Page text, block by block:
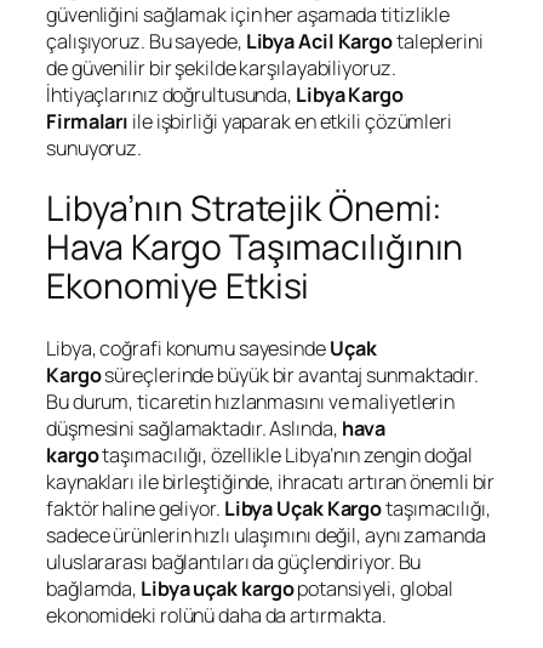
güvenliğini sağlamak için her aşamada titizlikle
çalışıyoruz. Bu sayede, Libya Acil Kargotaleplerini
de güvenilir bir şekilde karşılayabiliyoruz.
İhtiyaçlarınız doğrultusunda, Libya Kargo
Firmaları ile işbirliği yaparak en etkili çözümleri
sunuyoruz.
Libya’nın Stratejik Önemi:
Hava Kargo Taşımacılığının
Ekonomiye Etkisi
Libya, coğrafi konumu sayesindeUçak
Kargosüreçlerinde büyük bir avantaj sunmaktadır.
Bu durum, ticaretin hızlanmasını ve maliyetlerin
düşmesini sağlamaktadır. Aslında, hava
kargotaşımacılığı, özellikle Libya’nın zengin doğal
kaynakları ile birleştiğinde, ihracatı artıran önemli bir
faktör haline geliyor. Libya Uçak Kargotaşımacılığı,
sadece ürünlerin hızlı ulaşımını değil, aynı zamanda
uluslararası bağlantıları da güçlendiriyor. Bu
bağlamda, Libya uçakkargopotansiyeli, global
ekonomideki rolünü daha da artırmakta.